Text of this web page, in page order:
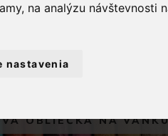
na analýzu
nastavenia
OBLIEČKA NA